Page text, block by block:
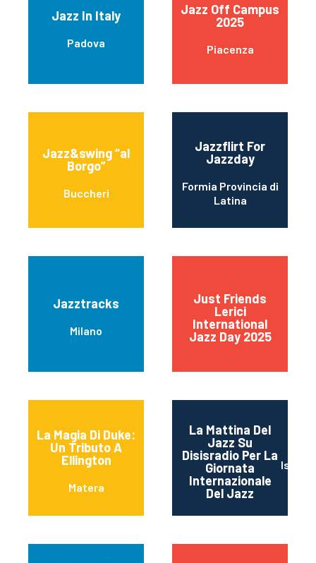
Jazz In Italy
Padova
Jazz Off Campus
2025
Piacenza
Jazz&swing “al
Borgo”
Buccheri
Jazzflirt For
Jazzday
Formia Provincia di
Latina
Jazztracks
Milano
Just Friends
Lerici
International
Jazz Day 2025
La Magia Di Duke:
Un Tributo A
Ellington
Matera
La Mattina Del
Jazz Su
Disisradio Per La
Giornata
Internazionale
Del Jazz
Isernia